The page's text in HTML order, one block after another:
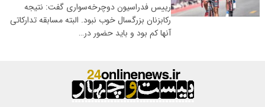
رییس فدراسیون دوچرخه‌سواری گفت: نتیجه
رکابزنان بزرگسال خوب نبود. البته مسابقه تدارکاتی
آنها کم بود و باید حضور در…